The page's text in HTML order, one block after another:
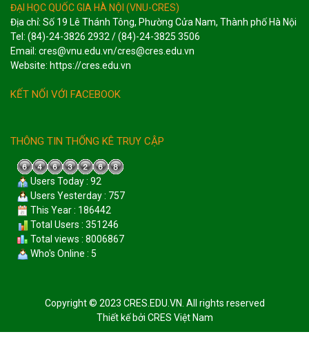
ĐẠI HỌC QUỐC GIA HÀ NỘI (VNU-CRES)
Địa chỉ: Số 19 Lê Thánh Tông, Phường Cửa Nam, Thành phố Hà Nội
Tel: (84)-24-3826 2932 / (84)-24-3825 3506
Email: cres@vnu.edu.vn/cres@cres.edu.vn
Website: https://cres.edu.vn
KẾT NỐI VỚI FACEBOOK
THÔNG TIN THỐNG KÊ TRUY CẬP
Users Today : 92
Users Yesterday : 757
This Year : 186442
Total Users : 351246
Total views : 8006867
Who's Online : 5
Copyright © 2023 CRES.EDU.VN. All rights reserved
Thiết kế bởi CRES Việt Nam